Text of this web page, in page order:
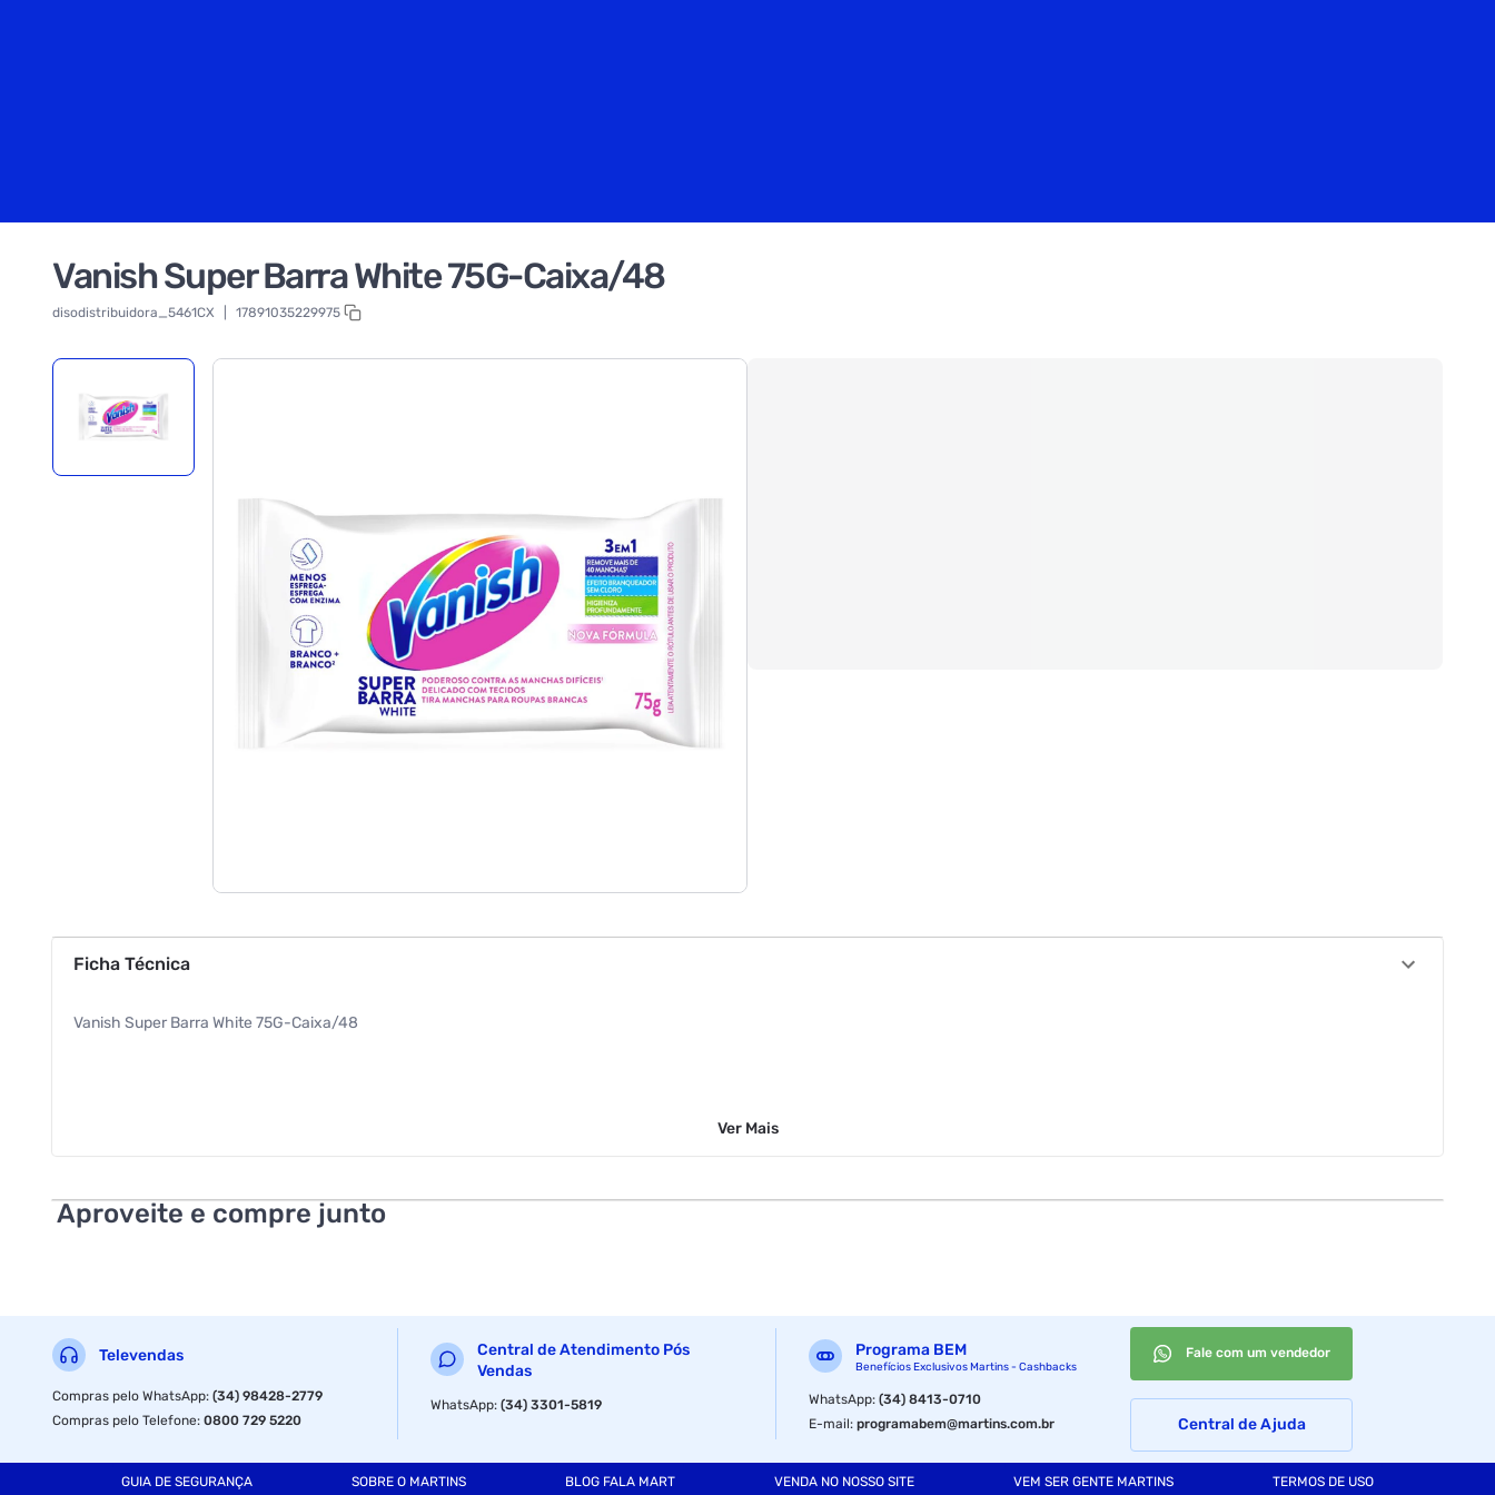
Vanish Super Barra White 75G-Caixa/48
disodistribuidora_5461CX 17891035229975
Ficha Técnica
Vanish Super Barra White 75G-Caixa/48
Ver Mais
Aproveite e compre junto
Televendas
Compras pelo WhatsApp:(34) 98428-2779
Compras pelo Telefone:0800 729 5220
Central de Atendimento Pós
Vendas
WhatsApp:(34) 3301-5819
Programa BEM
Benefícios Exclusivos Martins - Cashbacks
WhatsApp:(34) 8413-0710
E-mail:programabem@martins.com.br
Fale com um vendedor
Central de Ajuda
GUIA DE SEGURANÇA SOBRE O MARTINS BLOG FALA MART VENDA NO NOSSO SITE VEM SER GENTE MARTINS TERMOS DE USO